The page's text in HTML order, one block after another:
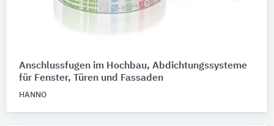
Anschlussfugen im Hochbau, Abdichtungssysteme
für Fenster, Türen und Fassaden
HANNO